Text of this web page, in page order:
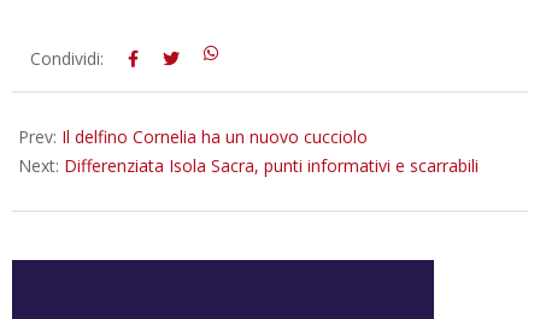
2016-
Condividi:
Prev: Il delfino Cornelia ha un nuovo cucciolo
Next: Differenziata Isola Sacra, punti informativi e scarrabili